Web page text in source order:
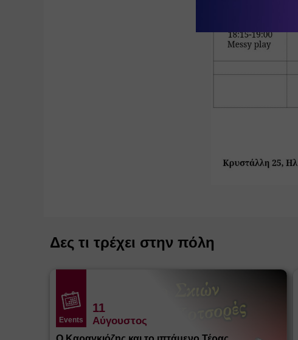
Δες τι τρέχει στην πόλη
Events
11
Αύγουστος